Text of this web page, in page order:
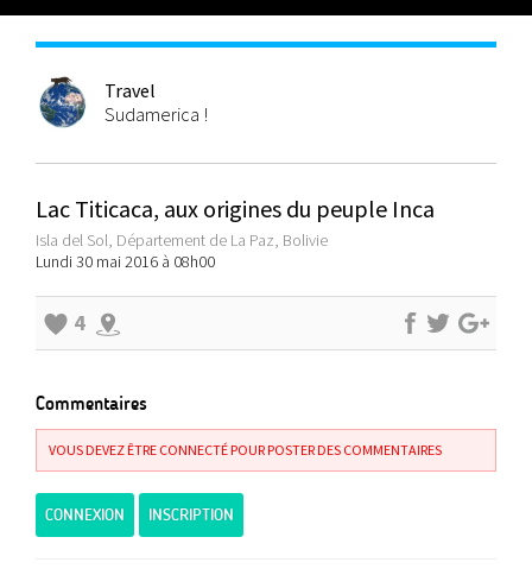
Travel
Sudamerica !
Lac Titicaca, aux origines du peuple Inca
Isla del Sol, Département de La Paz, Bolivie
Lundi 30 mai 2016 à 08h00
4
Commentaires
VOUS DEVEZ ÊTRE CONNECTÉ POUR POSTER DES COMMENTAIRES
CONNEXION INSCRIPTION